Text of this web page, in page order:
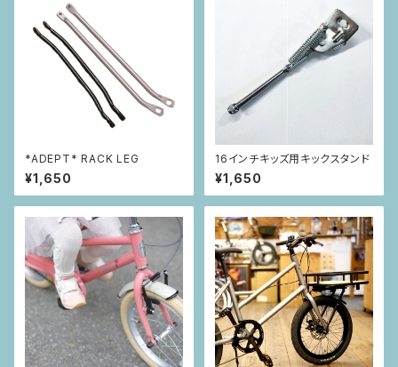
*ADEPT* RACK LEG
¥1,650
16インチキッズ用キックスタンド
¥1,650